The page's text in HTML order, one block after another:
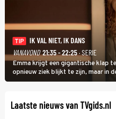
TIP
IK VAL NIET, IK DANS
VANAVOND 21:35 - 22:25· SERIE
Emma krijgt een gigantische klap
opnieuw ziek blijkt te zijn, maar in
Ik Dans laat ze zien dat ze niet
Laatste nieuws van TVgids.nl